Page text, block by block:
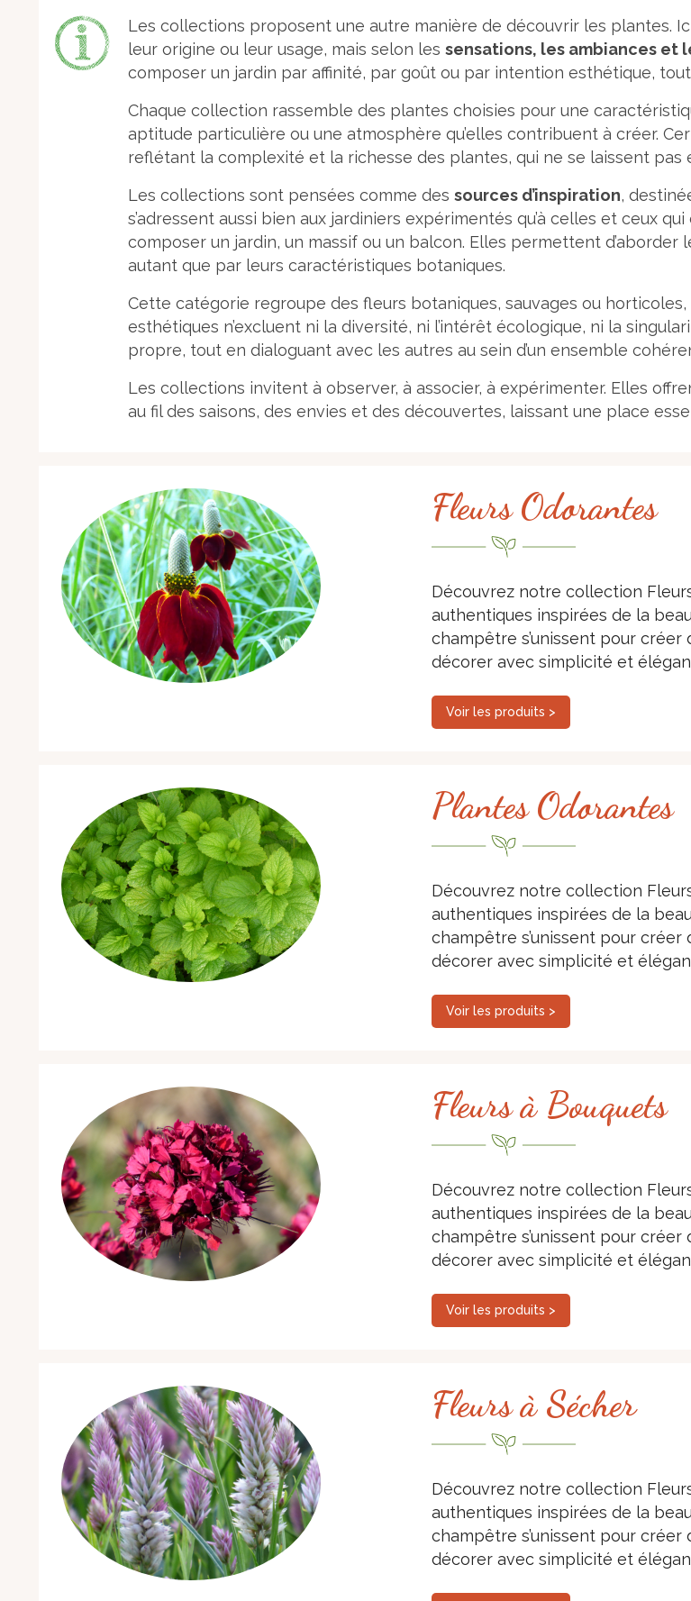
Les collections proposent une autre manière de découvrir les plantes.
leur origine ou leur usage, mais selon les sensations, les ambiances et
composer un jardin par affinité, par goût ou par intention esthétique,
Chaque collection rassemble des plantes choisies pour une
aptitude particulière ou une atmosphère qu’elles contribuent à créer.
reflétant la complexité et la richesse des plantes, qui ne se laissent pas
Les collections sont pensées comme des sources d’inspiration,
s’adressent aussi bien aux jardiniers expérimentés qu’à celles et ceux
composer un jardin, un massif ou un balcon. Elles permettent d’aborder
autant que par leurs caractéristiques botaniques.
Cette catégorie regroupe des fleurs botaniques, sauvages ou
esthétiques n’excluent ni la diversité, ni l’intérêt écologique, ni la
propre, tout en dialoguant avec les autres au sein d’un ensemble
Les collections invitent à observer, à associer, à expérimenter. Elles
au fil des saisons, des envies et des découvertes, laissant une place
Fleurs Odorantes
Découvrez notre collection
authentiques inspirées de la
champêtre s’unissent pour
décorer avec simplicité et
Voir les produits >
Plantes Odorantes
Découvrez notre collection
authentiques inspirées de la
champêtre s’unissent pour
décorer avec simplicité et
Voir les produits >
Fleurs à Bouquets
Découvrez notre collection
authentiques inspirées de la
champêtre s’unissent pour
décorer avec simplicité et
Voir les produits >
Fleurs à Sécher
Découvrez notre collection
authentiques inspirées de la
champêtre s’unissent pour
décorer avec simplicité et